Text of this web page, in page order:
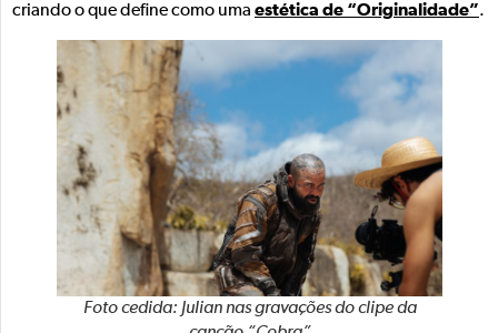
criando o que define como uma estética de “Originalidade”.
Foto cedida: Julian nas gravações do clipe da